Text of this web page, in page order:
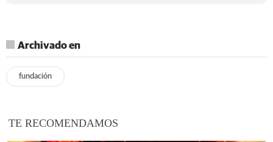
Archivado en
fundación
TE RECOMENDAMOS